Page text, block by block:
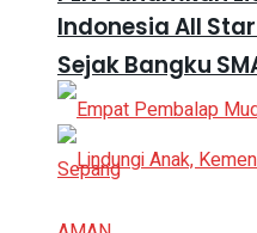
Indonesia All
Sejak Bangku